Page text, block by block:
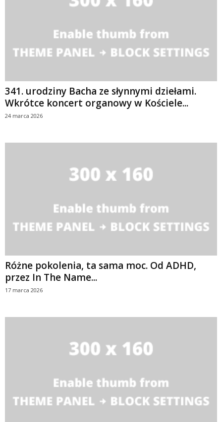
341. urodziny Bacha ze słynnymi dziełami.
Wkrótce koncert organowy w Kościele...
24 marca 2026
Różne pokolenia, ta sama moc. Od ADHD,
przez In The Name...
17 marca 2026